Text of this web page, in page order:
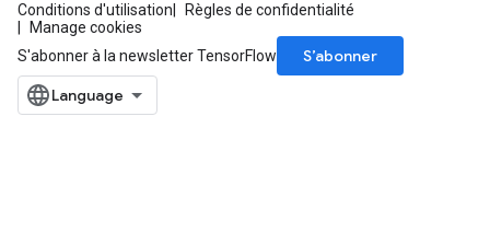
Conditions d'utilisation
Règles de confidentialité
Manage cookies
S'abonner à la newsletter TensorFlow
S’abonner